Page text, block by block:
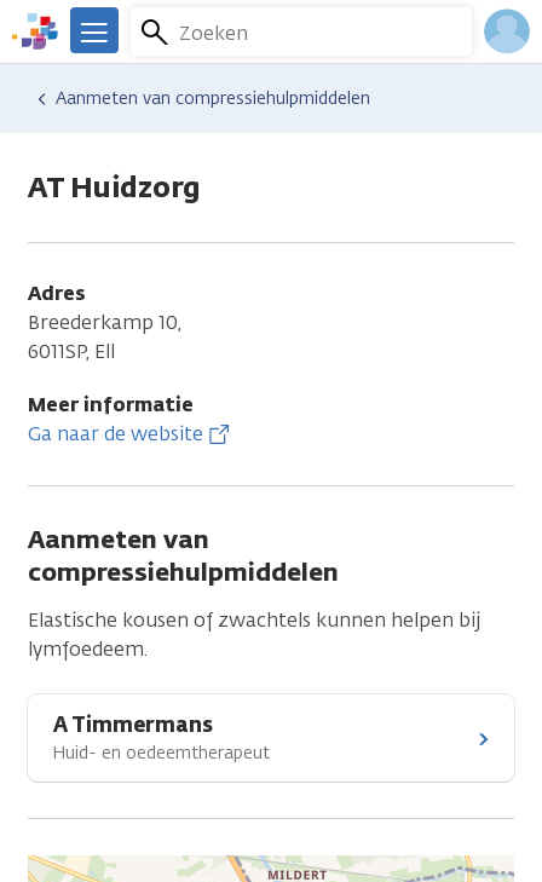
Overslaan
en
naar
We
er
Kanker.nl
Zoeken
Menu
Hulp en ondersteuning
Vind hulp bij kanker
Aanmeten van compressiehulpmiddelen
AT Huidzorg
Adres
Breederkamp 10,
6011SP, Ell
Meer informatie
Ga naar de website
Aanmeten van
compressiehulpmiddelen
Elastische kousen of zwachtels kunnen helpen bij
lymfoedeem.
A Timmermans
Huid- en oedeemtherapeut